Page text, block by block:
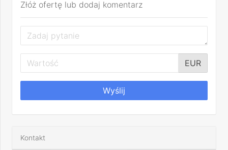
Złóż ofertę lub dodaj komentarz
EUR
Wyślij
Kontakt